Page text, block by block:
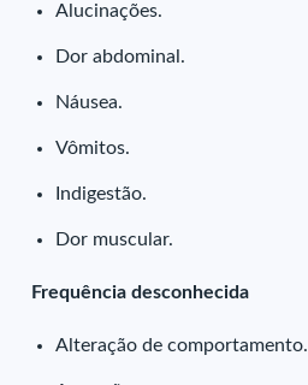
Alucinações.
Dor abdominal.
Náusea.
Vômitos.
Indigestão.
Dor muscular.
Frequência desconhecida
Alteração de comportamento.